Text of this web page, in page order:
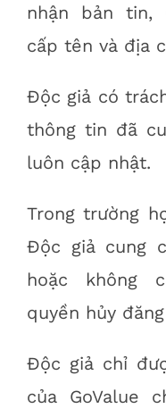
nhận bản tin,
cấp tên và địa
Độc giả có
thông tin đã
luôn cập nhật.
Trong trường
Độc giả cung
hoặc không
quyền hủy
Độc giả chỉ
của GoValue